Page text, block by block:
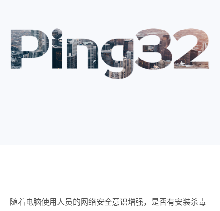
随着电脑使用人员的网络安全意识增强，是否有安装杀毒